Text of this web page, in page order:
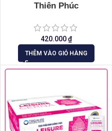
Thiên Phúc
420.000₫
THÊM VÀO GIỎ HÀNG